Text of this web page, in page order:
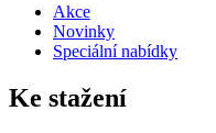
Akce
Novinky
Speciální nabídky
Ke stažení